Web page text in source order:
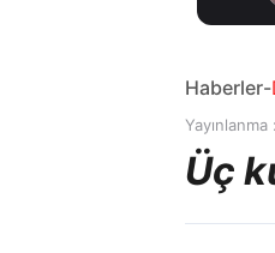
Haberler-
Yayınlanma :
Üç